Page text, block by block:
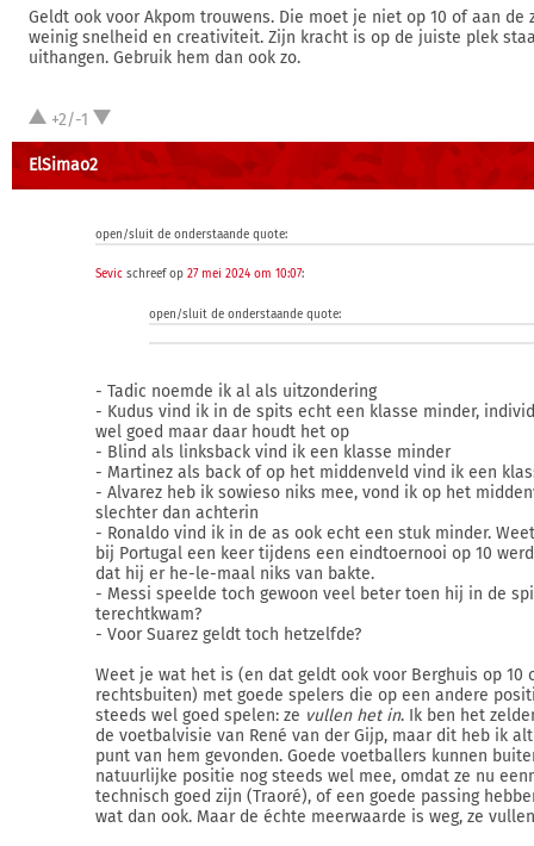
Geldt ook voor Akpom trouwens. Die moet je niet op 10 of aan de
weinig snelheid en creativiteit. Zijn kracht is op de juiste plek
uithangen. Gebruik hem dan ook zo.
+2/-1
ElSimao2
open/sluit de onderstaande quote:
Sevic schreef op 27 mei 2024 om 10:07:
open/sluit de onderstaande quote:
- Tadic noemde ik al als uitzondering
- Kudus vind ik in de spits echt een klasse minder,
wel goed maar daar houdt het op
- Blind als linksback vind ik een klasse minder
- Martinez als back of op het middenveld vind ik een
- Alvarez heb ik sowieso niks mee, vond ik op het
slechter dan achterin
- Ronaldo vind ik in de as ook echt een stuk minder.
bij Portugal een keer tijdens een eindtoernooi op 10
dat hij er he-le-maal niks van bakte.
- Messi speelde toch gewoon veel beter toen hij in de
terechtkwam?
- Voor Suarez geldt toch hetzelfde?
Weet je wat het is (en dat geldt ook voor Berghuis op 10
rechtsbuiten) met goede spelers die op een andere
steeds wel goed spelen: ze vullen het in. Ik ben het
de voetbalvisie van René van der Gijp, maar dit heb ik
punt van hem gevonden. Goede voetballers kunnen
natuurlijke positie nog steeds wel mee, omdat ze nu
technisch goed zijn (Traoré), of een goede passing
wat dan ook. Maar de échte meerwaarde is weg, ze